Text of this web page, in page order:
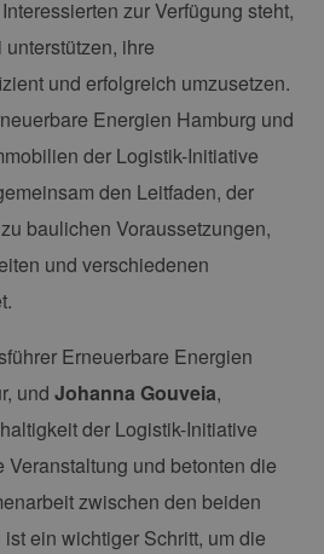
zur Verfügung steht,
ihre
und erfolgreich umzusetzen.
Energien Hamburg und
der Logistik-Initiative
den Leitfaden, der
baulichen Voraussetzungen,
und verschiedenen
Erneuerbare Energien
und Johanna Gouveia,
der Logistik-Initiative
Veranstaltung und betonten die
zwischen den beiden
ein wichtiger Schritt, um die